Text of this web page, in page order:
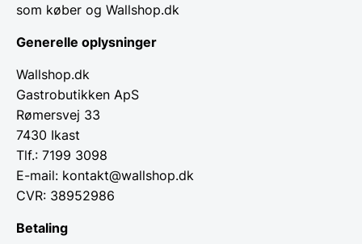
som køber og Wallshop.dk
Generelle oplysninger
Wallshop.dk
Gastrobutikken ApS
Rømersvej 33
7430 Ikast
Tlf.: 7199 3098
E-mail: kontakt@wallshop.dk
CVR: 38952986
Betaling